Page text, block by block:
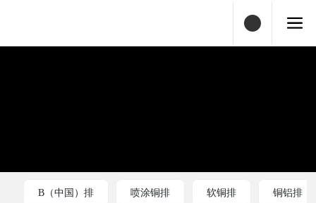
B（中国）排 喷涂铜排 软铜排 铜铝排